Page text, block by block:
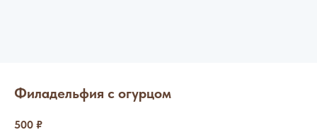
Филадельфия с огурцом
500 ₽